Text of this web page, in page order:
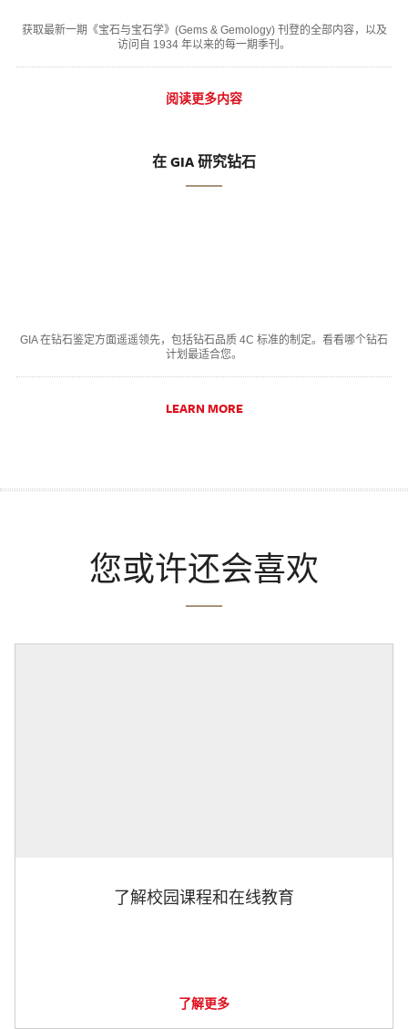
获取最新一期《宝石与宝石学》(Gems & Gemology) 刊登的全部内容，以及
访问自 1934 年以来的每一期季刊。
阅读更多内容
在 GIA 研究钻石
GIA 在钻石鉴定方面遥遥领先，包括钻石品质 4C 标准的制定。看看哪个钻石
计划最适合您。
LEARN MORE
您或许还会喜欢
了解校园课程和在线教育
了解更多